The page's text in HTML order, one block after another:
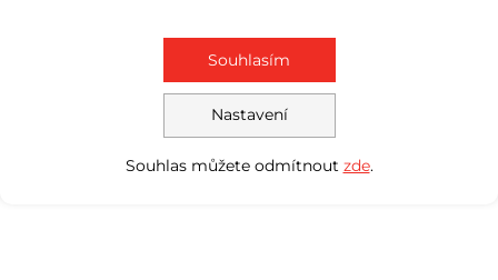
Nastavení
Souhlasím
Souhlas můžete odmítnout zde.